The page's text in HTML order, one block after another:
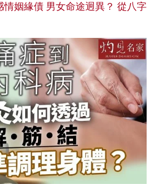
姻緣債 男女命途迥異？ 從八字